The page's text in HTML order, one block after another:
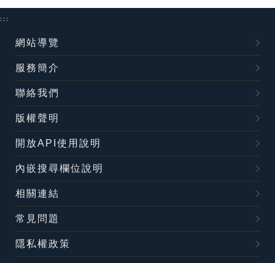
:::
網站導覽
服務簡介
聯絡我們
版權聲明
開放API使用說明
內嵌搜尋欄位說明
相關連結
常見問題
隱私權政策